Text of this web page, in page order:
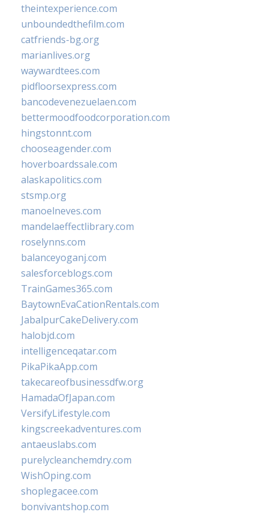
theintexperience.com
unboundedthefilm.com
catfriends-bg.org
marianlives.org
waywardtees.com
pidfloorsexpress.com
bancodevenezuelaen.com
bettermoodfoodcorporation.com
hingstonnt.com
chooseagender.com
hoverboardssale.com
alaskapolitics.com
stsmp.org
manoelneves.com
mandelaeffectlibrary.com
roselynns.com
balanceyoganj.com
salesforceblogs.com
TrainGames365.com
BaytownEvaCationRentals.com
JabalpurCakeDelivery.com
halobjd.com
intelligenceqatar.com
PikaPikaApp.com
takecareofbusinessdfw.org
HamadaOfJapan.com
VersifyLifestyle.com
kingscreekadventures.com
antaeuslabs.com
purelycleanchemdry.com
WishOping.com
shoplegacee.com
bonvivantshop.com